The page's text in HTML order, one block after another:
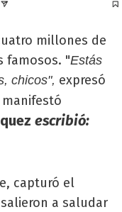
millones de
famosos. "Estás
chicos", expresó
manifestó
escribió:
capturó el
a saludar